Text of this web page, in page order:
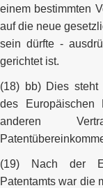
einem bestimmten
auf die neue
sein dürfte -
gerichtet ist.
(18) bb) Dies steht
des Europäischen
anderen
(19) Nach der
Patentamts war die